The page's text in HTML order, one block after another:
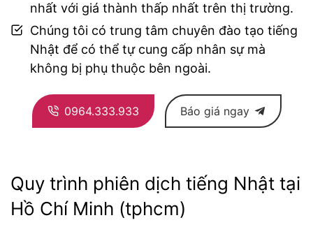
nhất với giá thành thấp nhất trên thị trường.
Chúng tôi có trung tâm chuyên đào tạo tiếng
Nhật để có thể tự cung cấp nhân sự mà
không bị phụ thuộc bên ngoài.
0964.333.933 Báo giá ngay
Quy trình phiên dịch tiếng Nhật tại
Hồ Chí Minh (tphcm)